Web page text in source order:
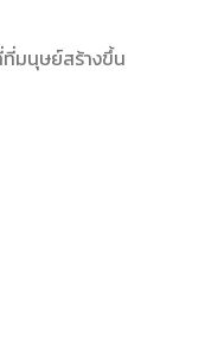
มนุษย์สร้างขึ้น